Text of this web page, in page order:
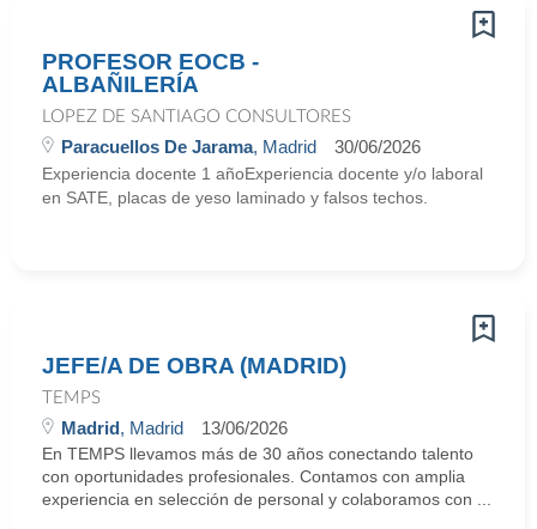
PROFESOR EOCB -
ALBAÑILERÍA
LOPEZ DE SANTIAGO CONSULTORES
Paracuellos De Jarama, Madrid 30/06/2026
Experiencia docente 1 añoExperiencia docente y/o laboral
en SATE, placas de yeso laminado y falsos techos.
JEFE/A DE OBRA (MADRID)
TEMPS
Madrid, Madrid 13/06/2026
En TEMPS llevamos más de 30 años conectando talento
con oportunidades profesionales. Contamos con amplia
experiencia en selección de personal y colaboramos con ...